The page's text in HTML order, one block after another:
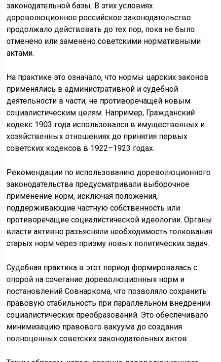
законодательной базы. В этих условиях
дореволюционное российское законодательство
продолжало действовать до тех пор, пока не было
отменено или заменено советскими нормативными
актами.
На практике это означало, что нормы царских законов
применялись в административной и судебной
деятельности в части, не противоречащей новым
социалистическим целям. Например, Гражданский
кодекс 1903 года использовался в имущественных и
хозяйственных отношениях до принятия первых
советских кодексов в 1922–1923 годах.
Рекомендации по использованию дореволюционного
законодательства предусматривали выборочное
применение норм, исключая положения,
поддерживающие частную собственность или
противоречащие социалистической идеологии. Органы
власти активно разъясняли необходимость толкования
старых норм через призму новых политических задач.
Судебная практика в этот период формировалась с
опорой на сочетание дореволюционных норм и
постановлений Совнаркома, что позволяло сохранить
правовую стабильность при параллельном внедрении
социалистических преобразований. Это обеспечивало
минимизацию правового вакуума до создания
полноценных советских законодательных актов.